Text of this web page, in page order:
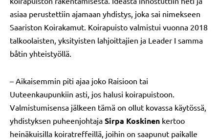
asiaa perustettiin ajamaan yhdistys, joka sai nimekseen
Saariston Koirakamut. Koirapuisto valmistui vuonna 2018
talkoolaisten, yksityisten lahjoittajien ja Leader I samma
båtin yhteistyöllä.
– Aikaisemmin piti ajaa joko Raisioon tai
Uuteenkaupunkiin asti, jos halusi koirapuistoon.
Valmistumisensa jälkeen tämä on ollut kovassa käytössä,
yhdistyksen puheenjohtaja Sirpa Koskinen kertoo
heinäkuisilla koiratreffeillä, joihin on saapunut paikalle